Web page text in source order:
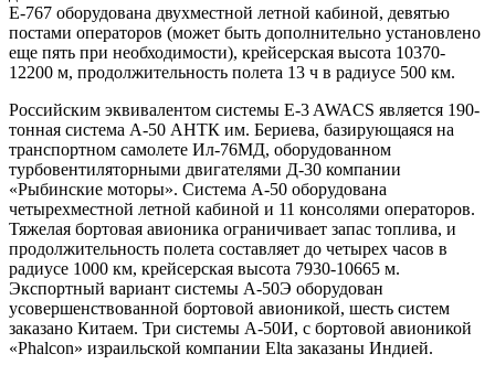
Е-767 оборудована двухместной летной кабиной, девятью
постами операторов (может быть дополнительно установлено
еще пять при необходимости), крейсерская высота 10370-
12200 м, продолжительность полета 13 ч в радиусе 500 км.
Российским эквивалентом системы E-3 AWACS является 190-
тонная система А-50 АНТК им. Бериева, базирующаяся на
транспортном самолете Ил-76МД, оборудованном
турбовентиляторными двигателями Д-30 компании
«Рыбинские моторы». Система А-50 оборудована
четырехместной летной кабиной и 11 консолями операторов.
Тяжелая бортовая авионика ограничивает запас топлива, и
продолжительность полета составляет до четырех часов в
радиусе 1000 км, крейсерская высота 7930-10665 м.
Экспортный вариант системы А-50Э оборудован
усовершенствованной бортовой авионикой, шесть систем
заказано Китаем. Три системы А-50И, с бортовой авионикой
«Phalcon» израильской компании Elta заказаны Индией.